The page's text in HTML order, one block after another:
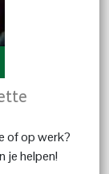
of op werk?
je helpen!